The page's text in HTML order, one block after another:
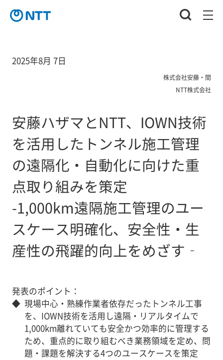
2025年8月 7日
株式会社安藤・間
NTT株式会社
安藤ハザマとNTT、IOWN技術
を活用したトンネル施工管理
の遠隔化・自動化に向けた重
点取り組みを策定
-1,000km遠隔施工管理のユー
スケース明確化、安全性・生
産性の飛躍的向上をめざす‐
発表のポイント：
◆ 現場中心・熟練作業者依存だったトンネル工事
を、IOWN技術を活用し遠隔・リアルタイムで
1,000km離れていても安全かつ効率的に管理する
ため、重点的に取り組むべき業務領域を定め、問
題・課題を解決する4つのユースケースを策定